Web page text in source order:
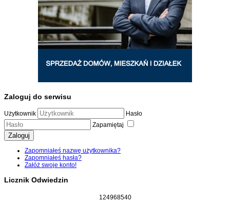
Zaloguj do serwisu
Użytkownik
Hasło
Zapamiętaj
Zaloguj
Zapomniałeś nazwę użytkownika?
Zapomniałeś hasła?
Załóż swoje konto!
Licznik Odwiedzin
124968540